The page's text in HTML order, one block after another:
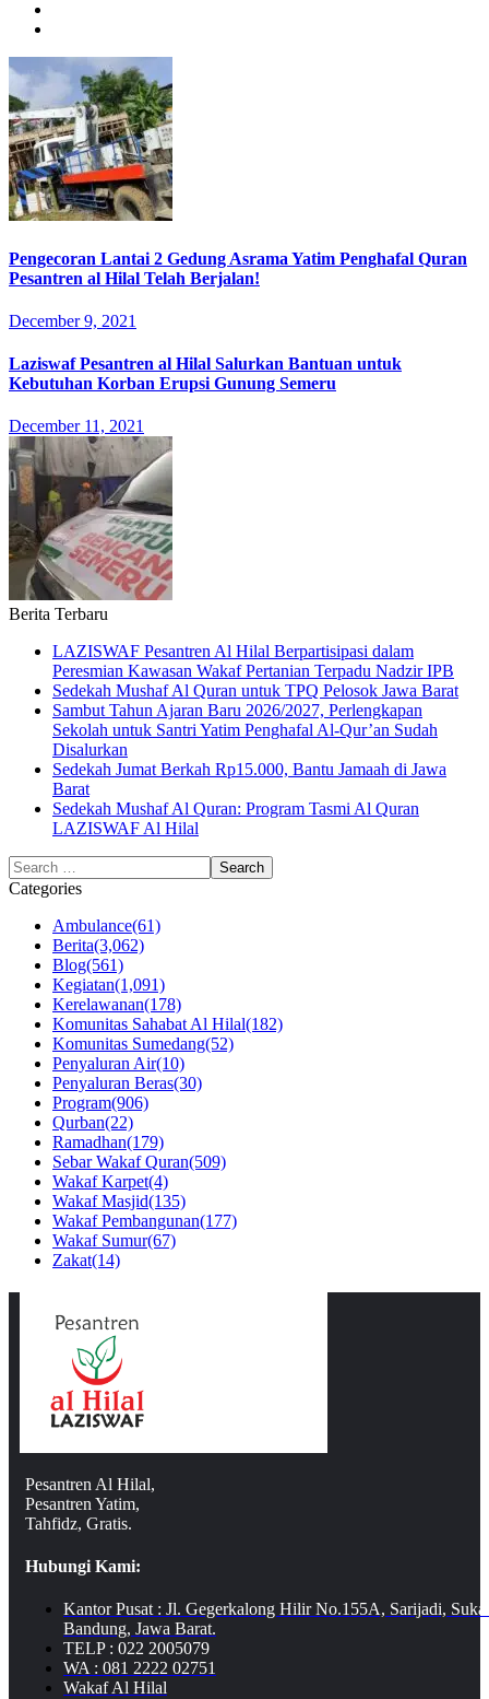
Pengecoran Lantai 2 Gedung Asrama Yatim Penghafal Quran
Pesantren al Hilal Telah Berjalan!
December 9, 2021
Laziswaf Pesantren al Hilal Salurkan Bantuan untuk
Kebutuhan Korban Erupsi Gunung Semeru
December 11, 2021
Berita Terbaru
LAZISWAF Pesantren Al Hilal Berpartisipasi dalam
Peresmian Kawasan Wakaf Pertanian Terpadu Nadzir IPB
Sedekah Mushaf Al Quran untuk TPQ Pelosok Jawa Barat
Sambut Tahun Ajaran Baru 2026/2027, Perlengkapan
Sekolah untuk Santri Yatim Penghafal Al-Qur’an Sudah
Disalurkan
Sedekah Jumat Berkah Rp15.000, Bantu Jamaah di Jawa
Barat
Sedekah Mushaf Al Quran: Program Tasmi Al Quran
LAZISWAF Al Hilal
Categories
Ambulance(61)
Berita(3,062)
Blog(561)
Kegiatan(1,091)
Kerelawanan(178)
Komunitas Sahabat Al Hilal(182)
Komunitas Sumedang(52)
Penyaluran Air(10)
Penyaluran Beras(30)
Program(906)
Qurban(22)
Ramadhan(179)
Sebar Wakaf Quran(509)
Wakaf Karpet(4)
Wakaf Masjid(135)
Wakaf Pembangunan(177)
Wakaf Sumur(67)
Zakat(14)
Pesantren Al Hilal,
Pesantren Yatim,
Tahfidz, Gratis.
Hubungi Kami:
Kantor Pusat : Jl. Gegerkalong Hilir No.155A, Sarijadi,
Bandung, Jawa Barat.
TELP : 022 2005079
WA : 081 2222 02751
Wakaf Al Hilal